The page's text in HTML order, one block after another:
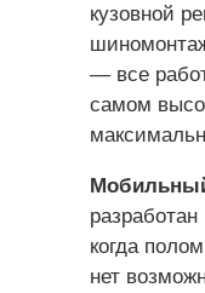
кузовной
— все
самом
когда
нет